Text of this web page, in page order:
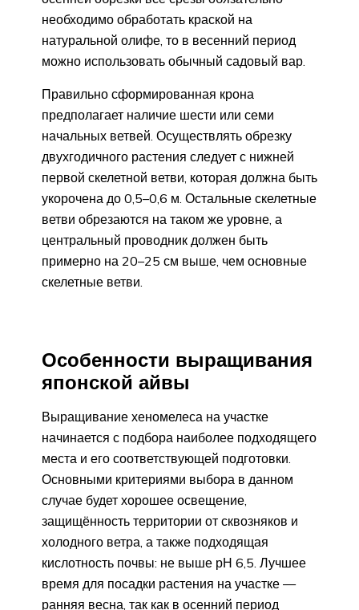
необходимо обработать краской на
натуральной олифе, то в весенний период
можно использовать обычный садовый вар.
Правильно сформированная крона
предполагает наличие шести или семи
начальных ветвей. Осуществлять обрезку
двухгодичного растения следует с нижней
первой скелетной ветви, которая должна быть
укорочена до 0,5–0,6 м. Остальные скелетные
ветви обрезаются на таком же уровне, а
центральный проводник должен быть
примерно на 20–25 см выше, чем основные
скелетные ветви.
Особенности выращивания
японской айвы
Выращивание хеномелеса на участке
начинается с подбора наиболее подходящего
места и его соответствующей подготовки.
Основными критериями выбора в данном
случае будет хорошее освещение,
защищённость территории от сквозняков и
холодного ветра, а также подходящая
кислотность почвы: не выше рН 6,5. Лучшее
время для посадки растения на участке —
ранняя весна, так как в осенний период